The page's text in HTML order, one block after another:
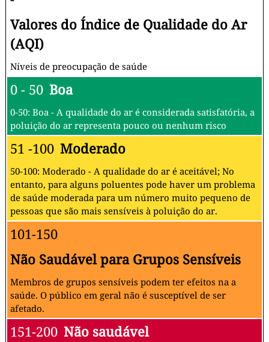
Valores do Índice de Qualidade do Ar
(AQI)
Níveis de preocupação de saúde
0 - 50 Boa
0-50: Boa - A qualidade do ar é considerada satisfatória, a
poluição do ar representa pouco ou nenhum risco
51 -100 Moderado
50-100: Moderado - A qualidade do ar é aceitável; No
entanto, para alguns poluentes pode haver um problema
de saúde moderada para um número muito pequeno de
pessoas que são mais sensíveis à poluição do ar.
101-150
Não Saudável para Grupos Sensíveis
Membros de grupos sensíveis podem ter efeitos na a
saúde. O público em geral não é susceptível de ser
afetado.
151-200 Não saudável